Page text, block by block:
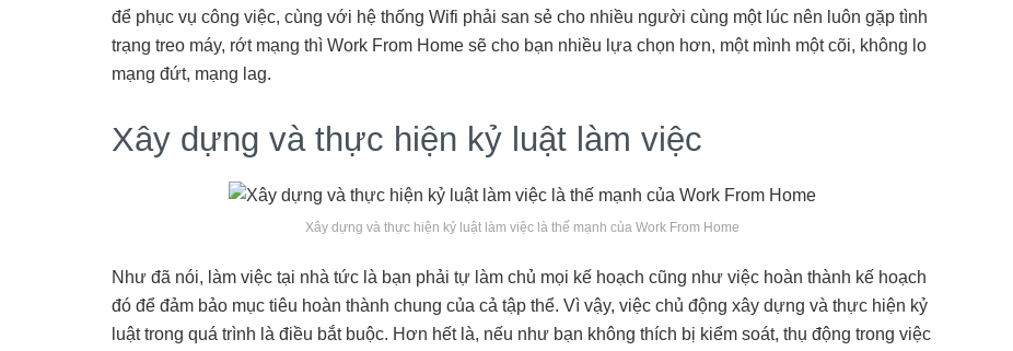
để phục vụ công việc, cùng với hệ thống Wifi phải san sẻ cho nhiều người cùng một lúc nên luôn gặp tình
trạng treo máy, rớt mạng thì Work From Home sẽ cho bạn nhiều lựa chọn hơn, một mình một cõi, không lo
mạng đứt, mạng lag.
Xây dựng và thực hiện kỷ luật làm việc
Xây dựng và thực hiện kỷ luật làm việc là thế mạnh của Work From Home
Như đã nói, làm việc tại nhà tức là bạn phải tự làm chủ mọi kế hoạch cũng như việc hoàn thành kế hoạch
đó để đảm bảo mục tiêu hoàn thành chung của cả tập thể. Vì vậy, việc chủ động xây dựng và thực hiện kỷ
luật trong quá trình là điều bắt buộc. Hơn hết là, nếu như bạn không thích bị kiểm soát, thụ động trong việc